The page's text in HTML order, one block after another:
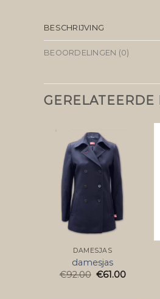
BESCHRIJVING
BEOORDELINGEN (0)
GERELATEERDE
DAMESJAS
damesjas
€92.00 €61.00